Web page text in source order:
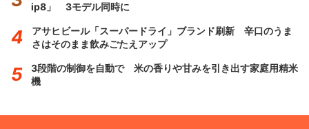
ip8」 3モデル同時に
アサヒビール「スーパードライ」ブランド刷新 辛口のうま
さはそのまま飲みごたえアップ
3段階の制御を自動で 米の香りや甘みを引き出す家庭用精米
機